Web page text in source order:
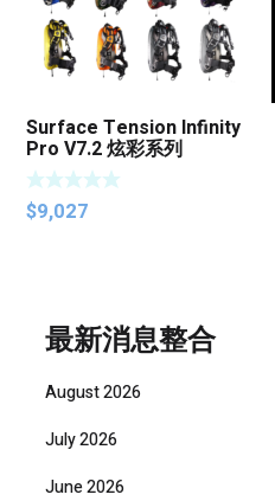
Surface Tension Infinity
Pro V7.2 炫彩系列
$9,027
最新消息整合
August 2026
July 2026
June 2026